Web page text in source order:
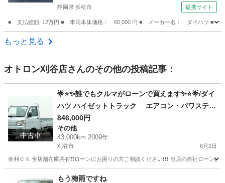
静岡県 浜松市 提携サイト
■ 支払総額: 12万円 ■ 車両本体価格： 60,000 円 ■ メーカー名： ダイハツ ■
静岡 浜松市
もっと見る
オトロン刈谷店さんのその他の投稿記事：
中古車
🌟⭐️✨誰でもクルマがローンで買えます✨⭐️🌟/ダイ
ハツ ハイゼットトラック エアコン・パワステ
スペシャル
846,000円
その他
43,000km 2009年
刈谷市 6月2日
金利０％ 全店舗在庫共有❗️❗️ローンにお困りの方ご相談ください❗️❗️❗️ 当店の自社ロ
その他 トラック
もう梅雨ですね